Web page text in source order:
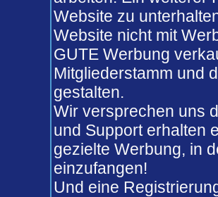
Website zu
Website nicht mit
GUTE Werbung
Mitgliederstamm und
gestalten.
Wir versprechen uns
und Support erhalten
gezielte Werbung, in
einzufangen!
Und eine